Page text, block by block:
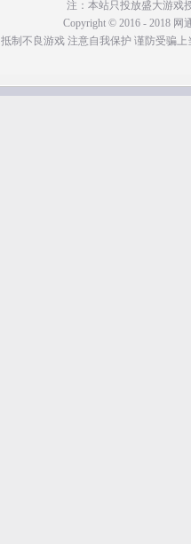
注：本站只投放盛大游戏
Copyright © 2016 - 2018 网
抵制不良游戏 注意自我保护 谨防受骗